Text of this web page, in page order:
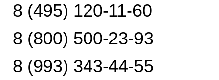
8 (495) 120-11-60
8 (800) 500-23-93
8 (993) 343-44-55